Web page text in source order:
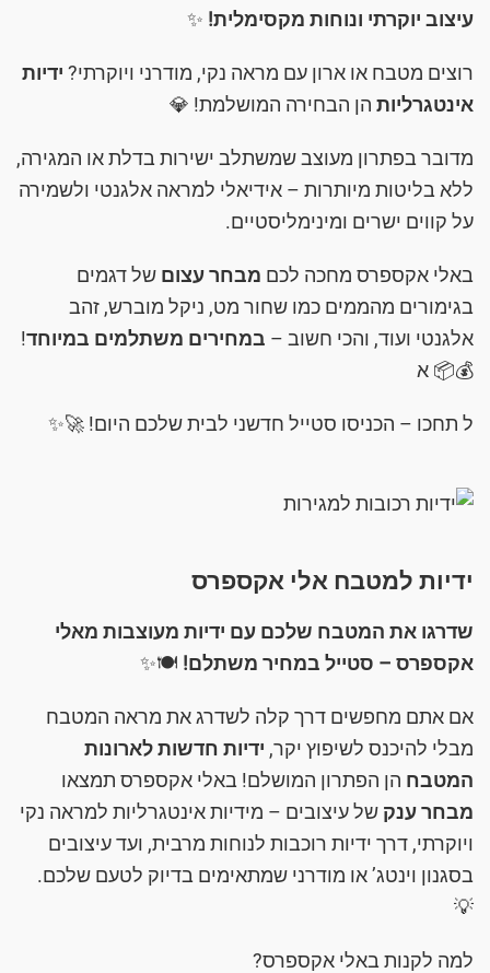
עיצוב יוקרתי ונוחות מקסימלית! ✨
רוצים מטבח או ארון עם מראה נקי, מודרני ויוקרתי? ידיות
אינטגרליות הן הבחירה המושלמת! 💎
מדובר בפתרון מעוצב שמשתלב ישירות בדלת או המגירה,
ללא בליטות מיותרות – אידיאלי למראה אלגנטי ולשמירה
על קווים ישרים ומינימליסטיים.
באלי אקספרס מחכה לכם מבחר עצום של דגמים
בגימורים מהממים כמו שחור מט, ניקל מוברש, זהב
אלגנטי ועוד, והכי חשוב – במחירים משתלמים במיוחד!
💰📦 א
ל תחכו – הכניסו סטייל חדשני לבית שלכם היום! 🚀✨
ידיות למטבח אלי אקספרס
שדרגו את המטבח שלכם עם ידיות מעוצבות מאלי
אקספרס – סטייל במחיר משתלם! 🍽️✨
אם אתם מחפשים דרך קלה לשדרג את מראה המטבח
מבלי להיכנס לשיפוץ יקר, ידיות חדשות לארונות
המטבח הן הפתרון המושלם! באלי אקספרס תמצאו
מבחר ענק של עיצובים – מידיות אינטגרליות למראה נקי
ויוקרתי, דרך ידיות רוכבות לנוחות מרבית, ועד עיצובים
בסגנון וינטג’ או מודרני שמתאימים בדיוק לטעם שלכם.
💡
למה לקנות באלי אקספרס?